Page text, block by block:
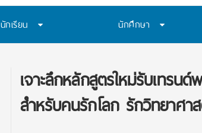
นักเรียน นักศึกษา
เจาะลึกหลักสูตรใหม่รับเทร
สำหรับคนรักโลก รักวิทยาศ